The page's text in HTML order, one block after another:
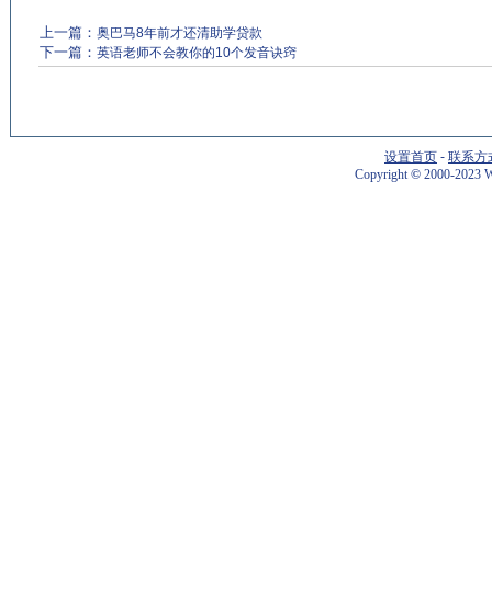
上一篇： 奥巴马8年前才还清助学贷款
下一篇： 英语老师不会教你的10个发音诀窍
设置首页 - 联系方
Copyright©2000-2023